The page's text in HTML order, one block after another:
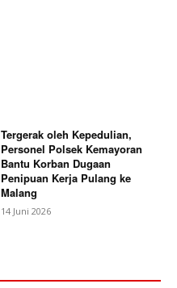
Tergerak oleh Kepedulian,
Personel Polsek Kemayoran
Bantu Korban Dugaan
Penipuan Kerja Pulang ke
Malang
14 Juni 2026